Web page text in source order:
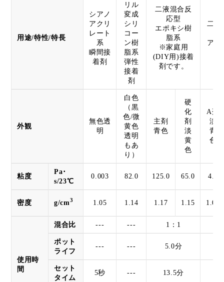
用途/特性/特長
シアノ
アクリ
レート
系
瞬間接
着剤
リル
変成
シリ
コー
ン樹
脂系
弾性
接着
剤
二液混合反
応型
エポキシ樹
脂系
※家庭用
(DIY用)接着
剤です。
二液
アク
外観
無色透
明
白色
（黒
色/微
黄色
透明
もあ
り）
主剤
青色
硬
化
剤
淡
黄
色
A剤
淡
青
色
粘度
Pa･
s/23℃
0.003 82.0 125.0 65.0 4.0
密度 g/cm3 1.05 1.14 1.17 1.15 1.00
使用時
間
混合比 --- --- 1：1
ポット
ライフ
--- --- 5.0分
セット
タイム
5秒 --- 13.5分